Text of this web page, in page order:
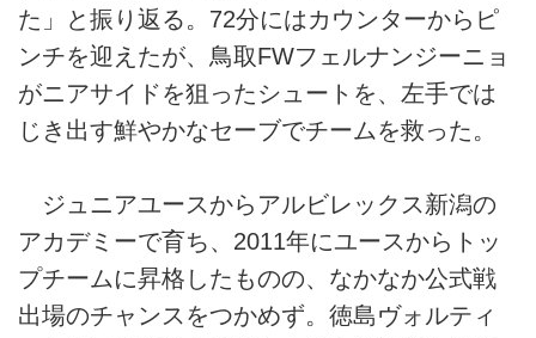
た」と振り返る。72分にはカウンターからピ
ンチを迎えたが、鳥取FWフェルナンジーニョ
がニアサイドを狙ったシュートを、左手では
じき出す鮮やかなセーブでチームを救った。
ジュニアユースからアルビレックス新潟の
アカデミーで育ち、2011年にユースからトッ
プチームに昇格したものの、なかなか公式戦
出場のチャンスをつかめず。徳島ヴォルティ